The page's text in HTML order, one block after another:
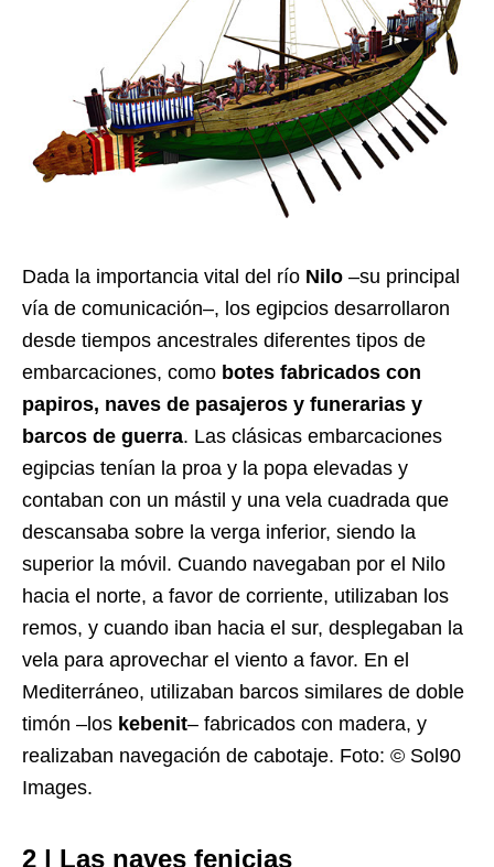
Dada la importancia vital del río Nilo –su principal
vía de comunicación–, los egipcios desarrollaron
desde tiempos ancestrales diferentes tipos de
embarcaciones, como botes fabricados con
papiros, naves de pasajeros y funerarias y
barcos de guerra. Las clásicas embarcaciones
egipcias tenían la proa y la popa elevadas y
contaban con un mástil y una vela cuadrada que
descansaba sobre la verga inferior, siendo la
superior la móvil. Cuando navegaban por el Nilo
hacia el norte, a favor de corriente, utilizaban los
remos, y cuando iban hacia el sur, desplegaban la
vela para aprovechar el viento a favor. En el
Mediterráneo, utilizaban barcos similares de doble
timón –los kebenit– fabricados con madera, y
realizaban navegación de cabotaje. Foto: © Sol90
Images.
2 | Las naves fenicias